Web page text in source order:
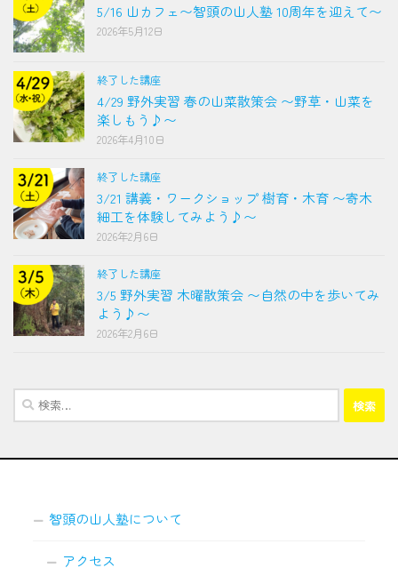
5/16 山カフェ〜智頭の山人塾 10周年を迎えて〜
2026年5月12日
終了した講座
4/29 野外実習 春の山菜散策会 〜野草・山菜を
楽しもう♪〜
2026年4月10日
終了した講座
3/21 講義・ワークショップ 樹育・木育 〜寄木
細工を体験してみよう♪〜
2026年2月6日
終了した講座
3/5 野外実習 木曜散策会 〜自然の中を歩いてみ
よう♪〜
2026年2月6日
検
索:
智頭の山人塾について
アクセス